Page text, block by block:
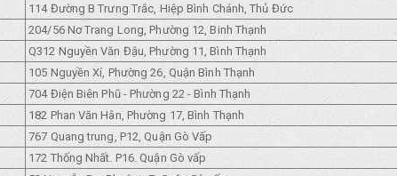
114 Đường B Trưng Trắc, Hiệp Bình Chánh, Thủ Đức
204/56 Nơ Trang Long, Phường 12, Binh Thạnh
Q312 Nguyền Văn Đậu, Phường 11, Bình Thạnh
105 Nguyền Xí, Phường 26, Quận Bình Thạnh
704 Điện Biên Phũ - Phường 22 - Bình Thạnh
182 Phan Văn Hân, Phường 17, Bình Thạnh
767 Quang trung, P12, Quận Gò Vấp
172 Thống Nhất. P16. Quận Gò vấp